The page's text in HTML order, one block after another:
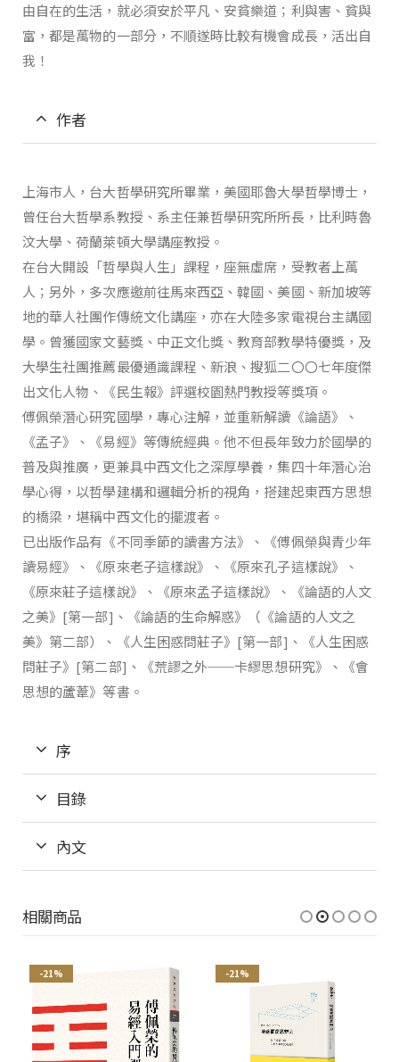
由自在的生活，就必須安於平凡、安貧樂道；利與害、貧與
富，都是萬物的一部分，不順遂時比較有機會成長，活出自
我！
作者
上海市人，台大哲學研究所畢業，美國耶魯大學哲學博士，
曾任台大哲學系教授、系主任兼哲學研究所所長，比利時魯
汶大學、荷蘭萊頓大學講座教授。
在台大開設「哲學與人生」課程，座無虛席，受教者上萬
人；另外，多次應邀前往馬來西亞、韓國、美國、新加坡等
地的華人社團作傳統文化講座，亦在大陸多家電視台主講國
學。曾獲國家文藝獎、中正文化獎、教育部教學特優獎，及
大學生社團推薦最優通識課程、新浪、搜狐二〇〇七年度傑
出文化人物、《民生報》評選校園熱門教授等獎項。
傅佩榮潛心研究國學，專心注解，並重新解讀《論語》、
《孟子》、《易經》等傳統經典。他不但長年致力於國學的
普及與推廣，更兼具中西文化之深厚學養，集四十年潛心治
學心得，以哲學建構和邏輯分析的視角，搭建起東西方思想
的橋梁，堪稱中西文化的擺渡者。
已出版作品有《不同季節的讀書方法》、《傅佩榮與青少年
讀易經》、《原來老子這樣說》、《原來孔子這樣說》、
《原來莊子這樣說》、《原來孟子這樣說》、《論語的人文
之美》[第一部]、《論語的生命解惑》（《論語的人文之
美》第二部）、《人生困惑問莊子》[第一部]、《人生困惑
問莊子》[第二部]、《荒謬之外──卡繆思想研究》、《會
思想的蘆葦》等書。
序
目錄
內文
相關商品
-21% -21%